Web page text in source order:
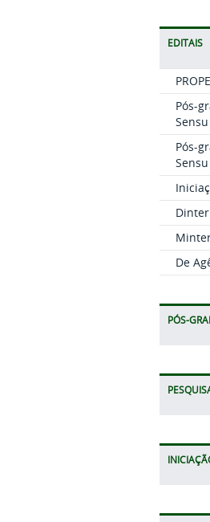
EDITAIS
Pós-
Sensu
Pós-
Sensu
Dinter
De
PÓS-